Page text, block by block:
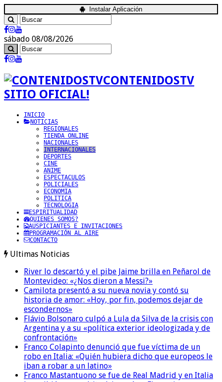
Instalar Aplicación
sábado 08/08/2026
CONTENIDOSTV
SITIO OFICIAL!
INICIO
NOTICIAS
REGIONALES
TIENDA ONLINE
NACIONALES
INTERNACIONALES
DEPORTES
CINE
ANIME
ESPECTACULOS
POLICIALES
ECONOMIA
POLITICA
TECNOLOGIA
ESPIRITUALIDAD
QUIENES SOMOS?
AUSPICIANTES E INVITACIONES
PROGRAMACIÓN AL AIRE
CONTACTO
Ultimas Noticias
River lo descartó y el pibe Jaime brilla en Peñarol de
Montevideo: «¿Nos dieron a Messi?»
Camilota presentó a su nueva novia y contó su
historia de amor: «Hoy, por fin, podemos dejar de
escondernos»
Flávio Bolsonaro culpó a Lula da Silva de la crisis con
Argentina y a su «política exterior ideologizada y de
confrontación»
Franco Colapinto denunció que fue víctima de un
robo en Italia: «Quién hubiera dicho que europeos le
iban a robar a un latino»
Franco Mastantuono se fue de Real Madrid y en Italia